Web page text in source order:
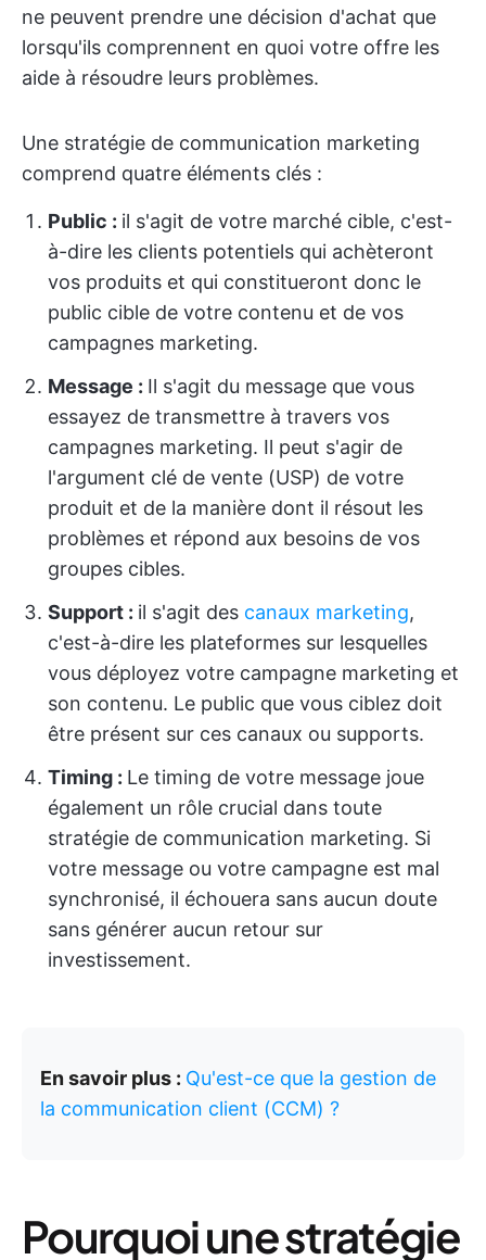
ne peuvent prendre une décision d'achat que
lorsqu'ils comprennent en quoi votre offre les
aide à résoudre leurs problèmes.
Une stratégie de communication marketing
comprend quatre éléments clés :
Public : il s'agit de votre marché cible, c'est-
à-dire les clients potentiels qui achèteront
vos produits et qui constitueront donc le
public cible de votre contenu et de vos
campagnes marketing.
Message : Il s'agit du message que vous
essayez de transmettre à travers vos
campagnes marketing. Il peut s'agir de
l'argument clé de vente (USP) de votre
produit et de la manière dont il résout les
problèmes et répond aux besoins de vos
groupes cibles.
Support : il s'agit des canaux marketing,
c'est-à-dire les plateformes sur lesquelles
vous déployez votre campagne marketing et
son contenu. Le public que vous ciblez doit
être présent sur ces canaux ou supports.
Timing : Le timing de votre message joue
également un rôle crucial dans toute
stratégie de communication marketing. Si
votre message ou votre campagne est mal
synchronisé, il échouera sans aucun doute
sans générer aucun retour sur
investissement.
En savoir plus : Qu'est-ce que la gestion de
la communication client (CCM) ?
Pourquoi une stratégie